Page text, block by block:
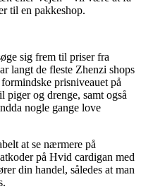
til en pakkeshop.
sig frem til priser fra
langt de fleste Zhenzi shops
prisniveauet på
piger og drenge, samt også
nogle gange love
at se nærmere på
på Hvid cardigan med
din handel, således at man